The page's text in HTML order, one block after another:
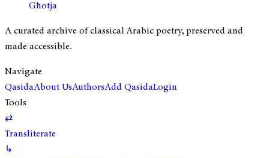
Għotja
A curated archive of classical Arabic poetry, preserved and
made accessible.
Navigate
QasidaAbout UsAuthorsAdd QasidaLogin
Tools
⇄
Transliterate
↳